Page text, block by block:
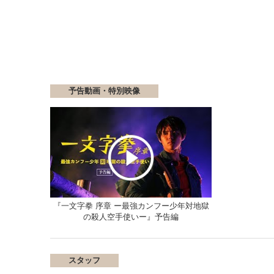
予告動画・特別映像
『一文字拳 序章 ー最強カンフー少年対地獄
の殺人空手使いー』予告編
スタッフ